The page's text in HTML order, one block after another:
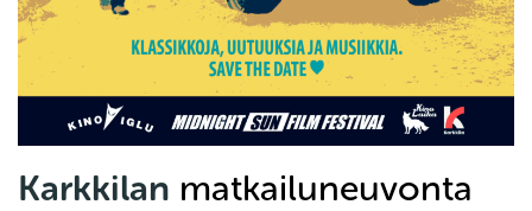
Karkkilan matkailuneuvonta